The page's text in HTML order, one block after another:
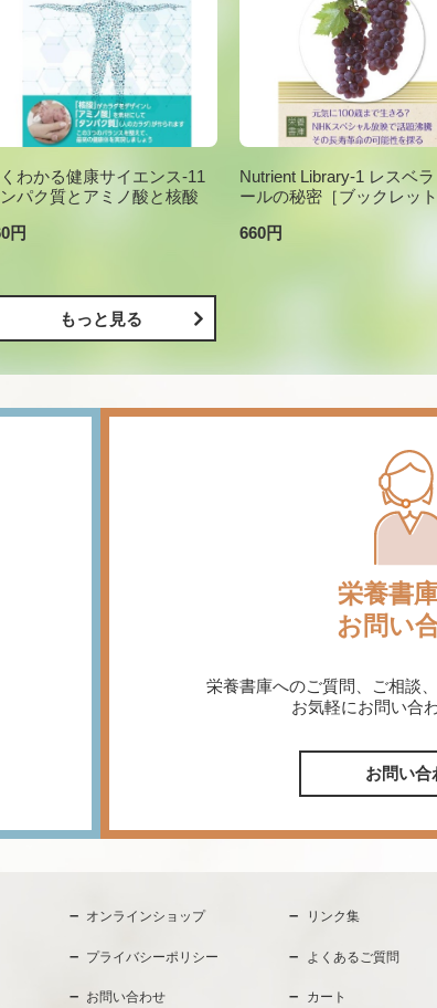
わかる健康サイエンス-11
パク質とアミノ酸と核酸
円
Nutrient Library-1 レスベラ
ールの秘密［ブックレット
660円
もっと見る
栄養書
お問い
栄養書庫へのご質問、ご相談、
お気軽にお問い合
お問い合
オンラインショップ リンク集
プライバシーポリシー よくあるご質問
お問い合わせ カート